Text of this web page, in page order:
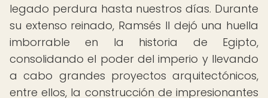
legado perdura hasta nuestros días. Durante
su extenso reinado, Ramsés II dejó una huella
imborrable en la historia de Egipto,
consolidando el poder del imperio y llevando
a cabo grandes proyectos arquitectónicos,
entre ellos, la construcción de impresionantes